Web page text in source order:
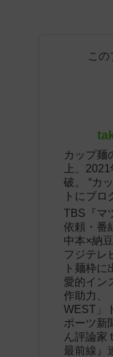
この
カップ麺
上、
破。 “カ
トにブロ
TBS『マ
依頼・番
中本×納
フジテレ
ト麺枠
愛的イン
作助力、
WEST」
ポーツ新
ん評論家
最前線』